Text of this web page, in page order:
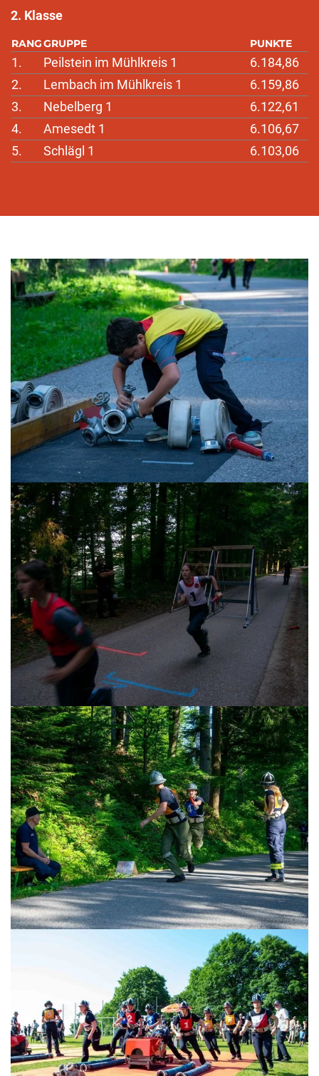
2. Klasse
RANGGRUPPE PUNKTE
1. Peilstein im Mühlkreis 1
6.184,86
2.
Lembach im Mühlkreis 1
6.159,86
3.
Nebelberg 1
6.122,61
4.
Amesedt 1
6.106,67
5.
Schlägl 1 6.103,06